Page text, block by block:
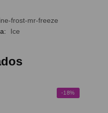
frost-mr-freeze
Ice
-18%